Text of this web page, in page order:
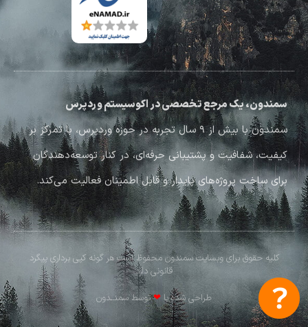
سمندون، یک مرجع تخصصی در اکوسیستم وردپرس
سمندون با بیش از ۹ سال تجربه در حوزه وردپرس، با تمرکز بر
کیفیت، شفافیت و پشتیبانی حرفه‌ای، در کنار توسعه‌دهندگان
برای ساخت پروژه‌های پایدار و قابل اطمینان فعالیت می‌کند.
کلیه حقوق برای وبسایت سمندون محفوظ است هر گونه کپی برداری پیگرد
قانونی دارد
طراحی شده با ❤توسط سمنــدون​​